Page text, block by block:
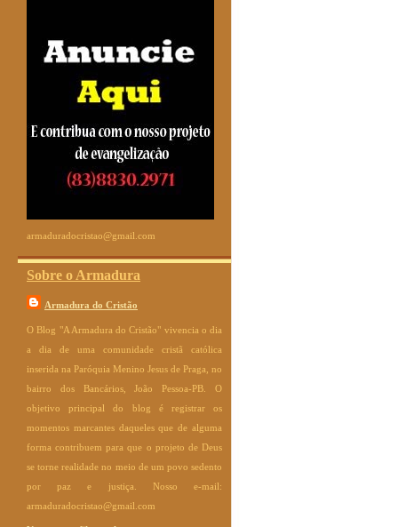
armaduradocristao@gmail.com
Sobre o Armadura
Armadura do Cristão
O Blog "A Armadura do Cristão" vivencia o dia
a dia de uma comunidade cristã católica
inserida na Paróquia Menino Jesus de Praga, no
bairro dos Bancários, João Pessoa-PB. O
objetivo principal do blog é registrar os
momentos marcantes daqueles que de alguma
forma contribuem para que o projeto de Deus
se torne realidade no meio de um povo sedento
por paz e justiça. Nosso e-mail:
armaduradocristao@gmail.com